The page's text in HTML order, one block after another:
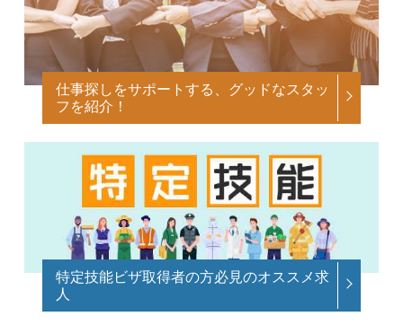
仕事探しをサポートする、グッドなスタッ
フを紹介！
特定技能ビザ取得者の方必見のオススメ求
人